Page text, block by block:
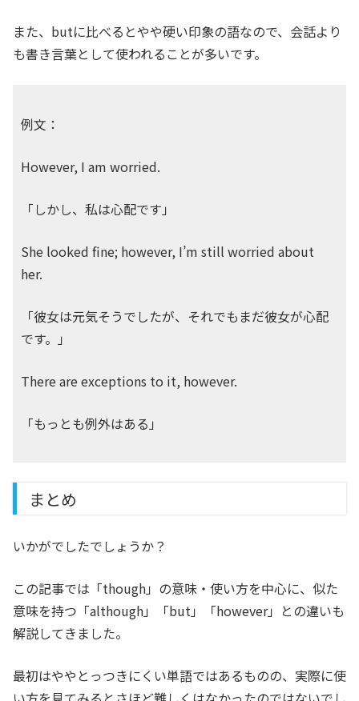
また、butに比べるとやや硬い印象の語なので、会話より
も書き言葉として使われることが多いです。
例文：
However, I am worried.
「しかし、私は心配です」
She looked fine; however, I’m still worried about
her.
「彼女は元気そうでしたが、それでもまだ彼女が心配
です。」
There are exceptions to it, however.
「もっとも例外はある」
まとめ
いかがでしたでしょうか？
この記事では「though」の意味・使い方を中心に、似た
意味を持つ「although」「but」「however」との違いも
解説してきました。
最初はややとっつきにくい単語ではあるものの、実際に使